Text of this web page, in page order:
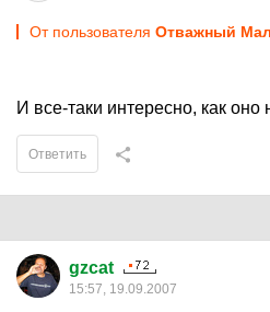
От пользователя Отважный
И все-таки интересно, как
Ответить
gzcat
15:57, 19.09.2007